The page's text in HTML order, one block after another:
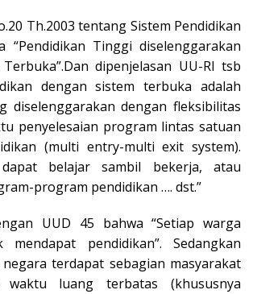
Th.2003 tentang Sistem Pendidikan
“Pendidikan Tinggi diselenggarakan
dipenjelasan UU-RI tsb
dengan sistem terbuka adalah
diselenggarakan dengan fleksibilitas
penyelesaian program lintas satuan
(multi entry-multi exit system).
belajar sambil bekerja, atau
program pendidikan …. dst.”
UUD 45 bahwa “Setiap warga
mendapat pendidikan”. Sedangkan
terdapat sebagian masyarakat
waktu luang terbatas (khususnya